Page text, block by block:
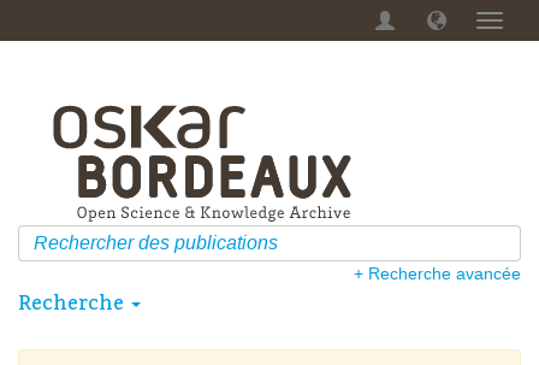
Menu
+ Recherche avancée
Recherche